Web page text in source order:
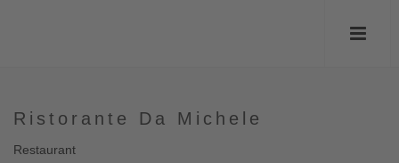
Ristorante Da Michele
Restaurant